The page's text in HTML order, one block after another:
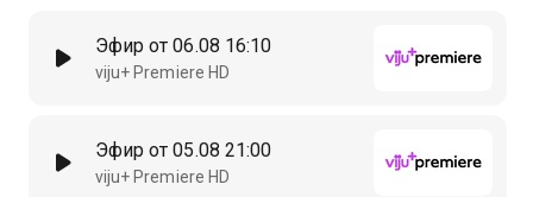
Эфир от 06.08 16:10
viju+ Premiere HD
Эфир от 05.08 21:00
viju+ Premiere HD